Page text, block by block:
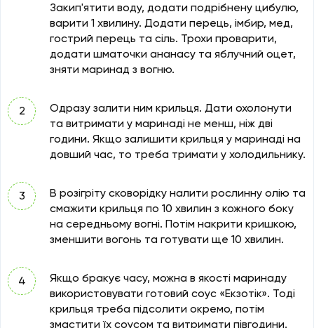
Закип'ятити воду, додати подрібнену цибулю,
варити 1 хвилину. Додати перець, імбир, мед,
гострий перець та сіль. Трохи проварити,
додати шматочки ананасу та яблучний оцет,
зняти маринад з вогню.
Одразу залити ним крильця. Дати охолонути
та витримати у маринаді не менш, ніж дві
години. Якщо залишити крильця у маринаді на
довший час, то треба тримати у холодильнику.
В розігріту сковорідку налити рослинну олію та
смажити крильця по 10 хвилин з кожного боку
на середньому вогні. Потім накрити кришкою,
зменшити вогонь та готувати ще 10 хвилин.
Якщо бракує часу, можна в якості маринаду
використовувати готовий соус «Екзотік». Тоді
крильця треба підсолити окремо, потім
змастити їх соусом та витримати півгодини.